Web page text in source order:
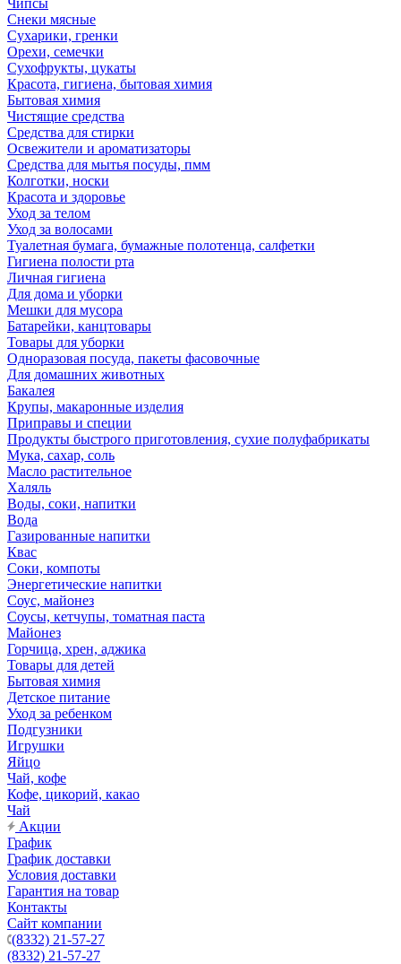
Чипсы
Снеки мясные
Сухарики, гренки
Орехи, семечки
Сухофрукты, цукаты
Красота, гигиена, бытовая химия
Бытовая химия
Чистящие средства
Средства для стирки
Освежители и ароматизаторы
Средства для мытья посуды, пмм
Колготки, носки
Красота и здоровье
Уход за телом
Уход за волосами
Туалетная бумага, бумажные полотенца, салфетки
Гигиена полости рта
Личная гигиена
Для дома и уборки
Мешки для мусора
Батарейки, канцтовары
Товары для уборки
Одноразовая посуда, пакеты фасовочные
Для домашних животных
Бакалея
Крупы, макаронные изделия
Приправы и специи
Продукты быстрого приготовления, сухие полуфабрикаты
Мука, сахар, соль
Масло растительное
Халяль
Воды, соки, напитки
Вода
Газированные напитки
Квас
Соки, компоты
Энергетические напитки
Соус, майонез
Соусы, кетчупы, томатная паста
Майонез
Горчица, хрен, аджика
Товары для детей
Бытовая химия
Детское питание
Уход за ребенком
Подгузники
Игрушки
Яйцо
Чай, кофе
Кофе, цикорий, какао
Чай
Акции
График
График доставки
Условия доставки
Гарантия на товар
Контакты
Сайт компании
(8332) 21-57-27
(8332) 21-57-27